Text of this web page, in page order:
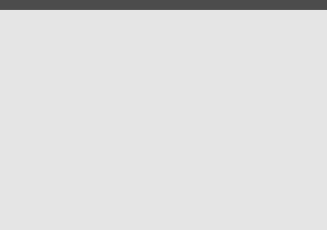
Cookie-